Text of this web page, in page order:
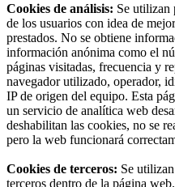
Cookies de análisis: Se utilizan
de los usuarios con idea de
prestados. No se obtiene
información anónima como el
páginas visitadas, frecuencia y
navegador utilizado, operador,
IP de origen del equipo. Esta
un servicio de analítica web
deshabilitan las cookies, no se
pero la web funcionará
Cookies de terceros: Se
terceros dentro de la página